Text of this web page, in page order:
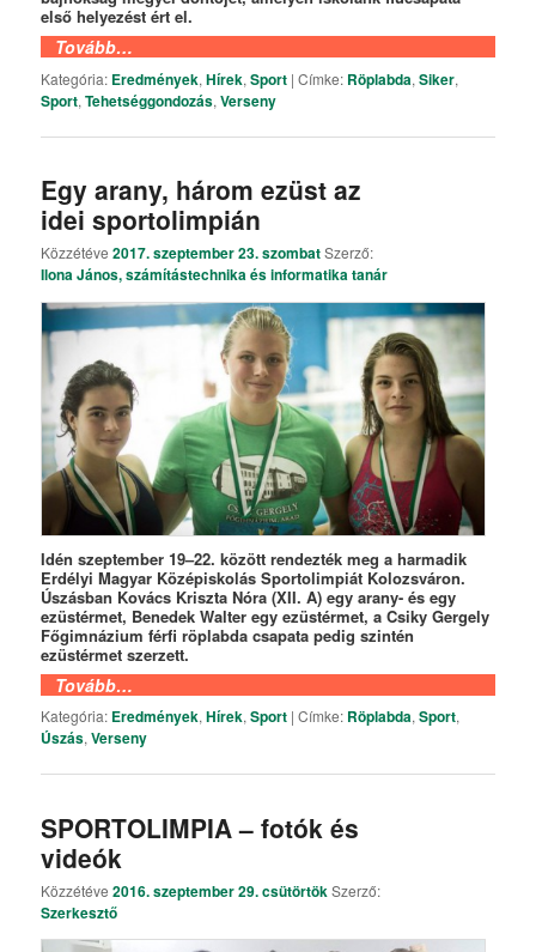
első helyezést ért el.
Tovább…
Kategória: Eredmények,Hírek,Sport |Címke: Röplabda,Siker,
Sport,Tehetséggondozás,Verseny
Egy arany, három ezüst az
idei sportolimpián
Közzétéve2017. szeptember 23. szombatSzerző:
Ilona János, számítástechnika és informatika tanár
Idén szeptember 19–22. között rendezték meg a harmadik
Erdélyi Magyar Középiskolás Sportolimpiát Kolozsváron.
Úszásban Kovács Kriszta Nóra (XII. A) egy arany- és egy
ezüstérmet, Benedek Walter egy ezüstérmet, a Csiky Gergely
Főgimnázium férfi röplabda csapata pedig szintén
ezüstérmet szerzett.
Tovább…
Kategória: Eredmények,Hírek,Sport |Címke: Röplabda,Sport,
Úszás,Verseny
SPORTOLIMPIA – fotók és
videók
Közzétéve2016. szeptember 29. csütörtökSzerző:
Szerkesztő